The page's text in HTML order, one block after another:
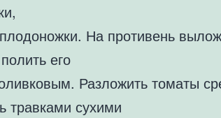
На противень
его
Разложить томаты
травками сухими